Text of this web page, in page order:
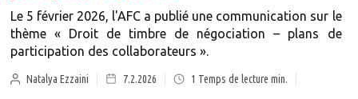
Le 5 février 2026, l'AFC a publié une communication sur le
thème « Droit de timbre de négociation – plans de
participation des collaborateurs ».
Natalya Ezzaini 7.2.2026 1 Temps de lecture min.